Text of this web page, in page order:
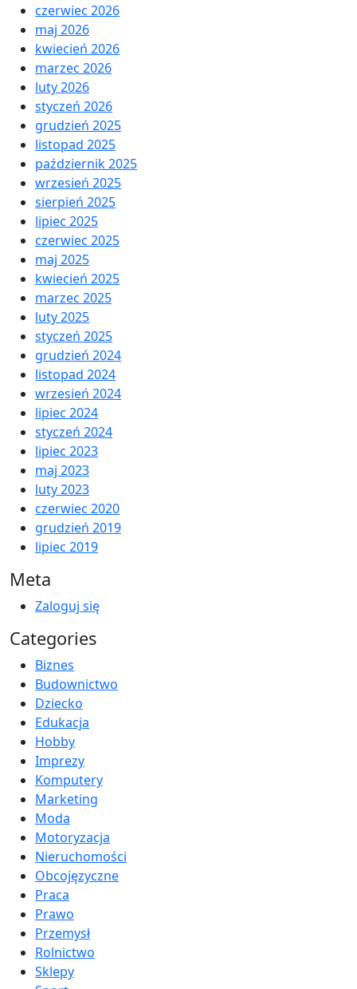
czerwiec 2026
maj 2026
kwiecień 2026
marzec 2026
luty 2026
styczeń 2026
grudzień 2025
listopad 2025
październik 2025
wrzesień 2025
sierpień 2025
lipiec 2025
czerwiec 2025
maj 2025
kwiecień 2025
marzec 2025
luty 2025
styczeń 2025
grudzień 2024
listopad 2024
wrzesień 2024
lipiec 2024
styczeń 2024
lipiec 2023
maj 2023
luty 2023
czerwiec 2020
grudzień 2019
lipiec 2019
Meta
Zaloguj się
Categories
Biznes
Budownictwo
Dziecko
Edukacja
Hobby
Imprezy
Komputery
Marketing
Moda
Motoryzacja
Nieruchomości
Obcojęzyczne
Praca
Prawo
Przemysł
Rolnictwo
Sklepy